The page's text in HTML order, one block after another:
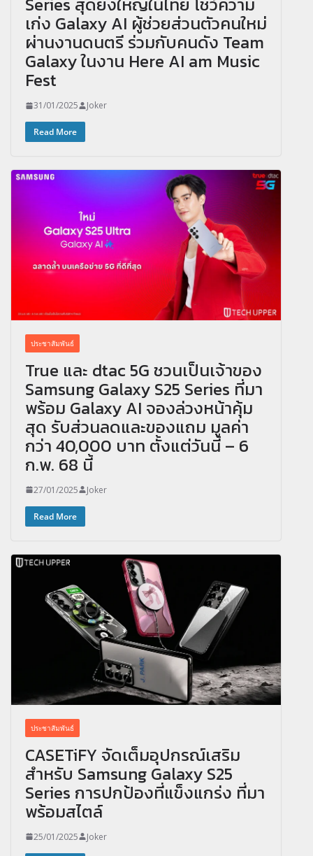
เก่ง Galaxy AI ผู้ช่วยส่วนตัวคนใหม่
ผ่านงานดนตรี ร่วมกับคนดัง Team
Galaxy ในงาน Here AI am Music
Fest
31/01/2025 Joker
Read More
ประชาสัมพันธ์
True และ dtac 5G ชวนเป็นเจ้าของ
Samsung Galaxy S25 Series ที่มา
พร้อม Galaxy AI จองล่วงหน้าคุ้ม
สุด รับส่วนลดและของแถม มูลค่า
กว่า 40,000 บาท ตั้งแต่วันนี้ – 6
ก.พ. 68 นี้
27/01/2025 Joker
Read More
ประชาสัมพันธ์
CASETiFY จัดเต็มอุปกรณ์เสริม
สำหรับ Samsung Galaxy S25
Series การปกป้องที่แข็งแกร่ง ที่มา
พร้อมสไตล์
25/01/2025 Joker